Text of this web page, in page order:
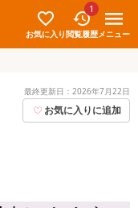
お気に入り
1
閲覧履歴メニュー
最終更新日： 2026年7月22日
お気に入りに追加